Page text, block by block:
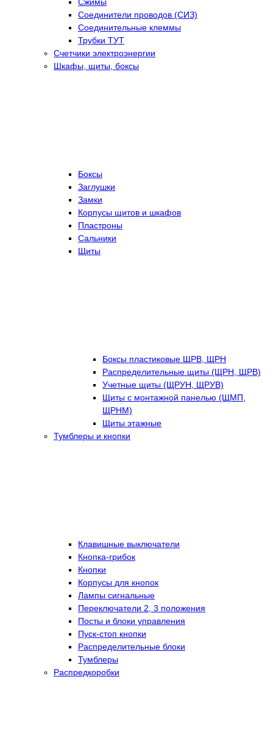
Соединители проводов (СИЗ)
Соединительные клеммы
Трубки ТУТ
Счетчики электроэнергии
Шкафы, щиты, боксы
Боксы
Заглушки
Замки
Корпусы щитов и шкафов
Пластроны
Сальники
Щиты
Боксы пластиковые ЩРВ, ЩРН
Распределительные щиты (ЩРН, ЩРВ)
Учетные щиты (ЩРУН, ЩРУВ)
Щиты с монтажной панелью (ЩМП,
ЩРНМ)
Щиты этажные
Тумблеры и кнопки
Клавишные выключатели
Кнопка-грибок
Кнопки
Корпусы для кнопок
Лампы сигнальные
Переключатели 2, 3 положения
Посты и блоки управления
Пуск-стоп кнопки
Распределительные блоки
Тумблеры
Распредкоробки